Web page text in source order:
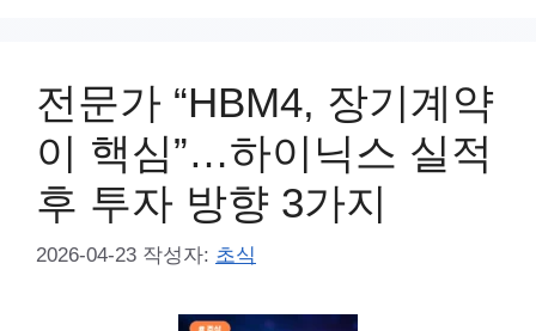
전문가 “HBM4, 장기계약
이 핵심”…하이닉스 실적
후 투자 방향 3가지
2026-04-23 작성자: 초식